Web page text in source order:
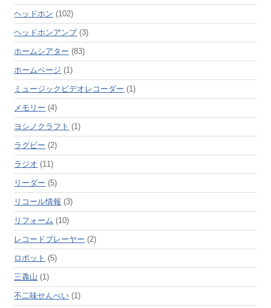
ヘッドホン (102)
ヘッドホンアンプ(3)
ホームシアター (83)
ホームページ (1)
ミュージックビデオレコーダー (1)
メモリー (4)
ヨシノクラフト (1)
ラグビー (2)
ラジオ (11)
リーダー (5)
リコール情報 (3)
リフォーム (10)
レコードプレーヤー (2)
ロボット (5)
三毳山 (1)
不二味せんべい (1)